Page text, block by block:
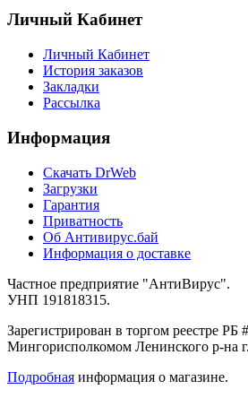
Личный Кабинет
Личный Кабинет
История заказов
Закладки
Рассылка
Информация
Cкачать DrWeb
Загрузки
Гарантия
Приватность
Об Антивирус.бай
Информация о доставке
Частное предприятие "АнтиВирус".
УНП 191818315.
Зарегистрирован в торгом реестре РБ
Мингорисполкомом Ленинского р-на
Подробная информация о магазине.